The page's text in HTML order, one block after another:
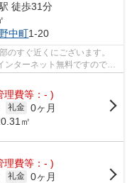
徒歩31分
野中町1-20
すぐ近くにございます。
ンターネット無料ですので、
理費等：- )
礼金 0ヶ月
㎡
理費等：- )
礼金 0ヶ月